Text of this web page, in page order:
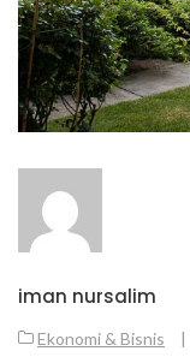
iman nursalim
Ekonomi & Bisnis |